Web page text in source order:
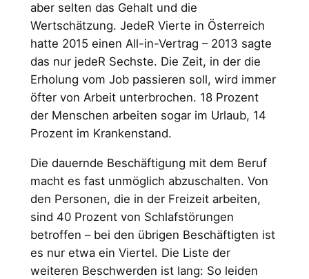
aber selten das Gehalt und die
Wertschätzung. JedeR Vierte in Österreich
hatte 2015 einen All-in-Vertrag – 2013 sagte
das nur jedeR Sechste. Die Zeit, in der die
Erholung vom Job passieren soll, wird immer
öfter von Arbeit unterbrochen. 18 Prozent
der Menschen arbeiten sogar im Urlaub, 14
Prozent im Krankenstand.
Die dauernde Beschäftigung mit dem Beruf
macht es fast unmöglich abzuschalten. Von
den Personen, die in der Freizeit arbeiten,
sind 40 Prozent von Schlafstörungen
betroffen – bei den übrigen Beschäftigten ist
es nur etwa ein Viertel. Die Liste der
weiteren Beschwerden ist lang: So leiden